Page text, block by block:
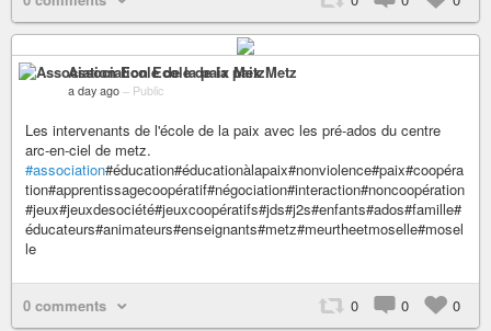
Association Ecole de la paix Metz
a day ago – Public
Les intervenants de l'école de la paix avec les pré-ados du centre
arc-en-ciel de metz.
#association#éducation#éducationàlapaix#nonviolence#paix#coopéra
tion#apprentissagecoopératif#négociation#interaction#noncoopération
#jeux#jeuxdesociété#jeuxcoopératifs#jds#j2s#enfants#ados#famille#
éducateurs#animateurs#enseignants#metz#meurtheetmoselle#mosel
le
0 comments 0 0 0